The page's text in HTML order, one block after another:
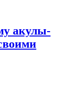
акулы-